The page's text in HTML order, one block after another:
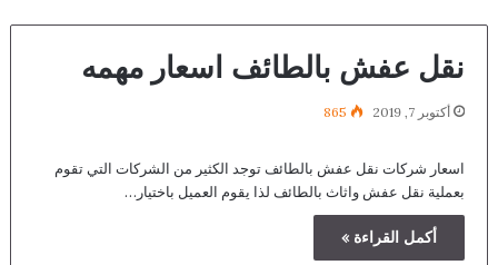
نقل عفش بالطائف اسعار مهمه
أكتوبر 7, 2019 865
اسعار شركات نقل عفش بالطائف توجد الكثير من الشركات التي تقوم
بعملية نقل عفش واثاث بالطائف لذا يقوم العميل باختيار…
أكمل القراءة »